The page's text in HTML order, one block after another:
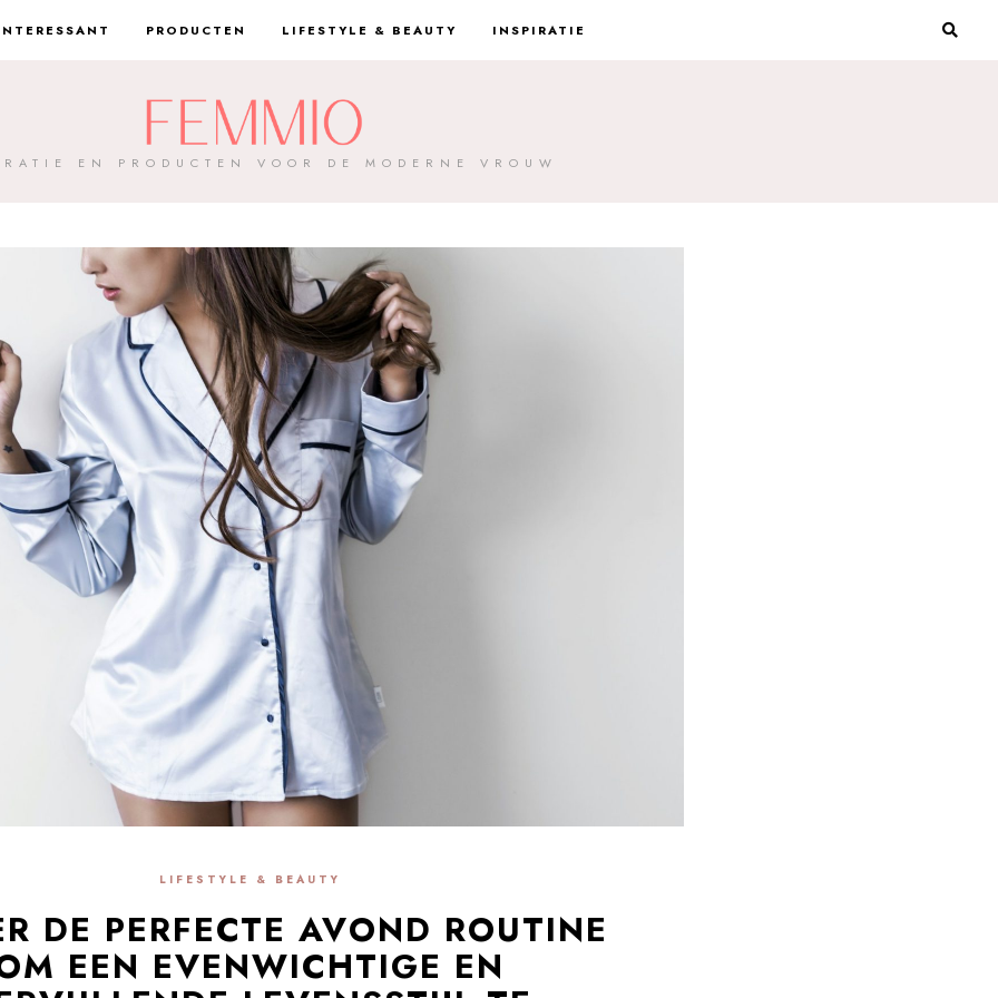
PRODUCTEN LIFESTYLE & BEAUTY INSPIRATIE
EN PRODUCTEN VOOR DE MODERNE VROUW
LIFESTYLE & BEAUTY
DE PERFECTE AVOND ROUTINE
EEN ​​EVENWICHTIGE EN